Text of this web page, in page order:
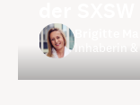
Brigitte
Inhaberin &